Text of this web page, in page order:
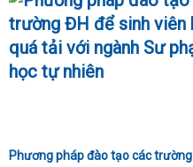
Phương pháp đào tạo các trường